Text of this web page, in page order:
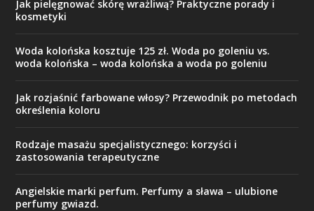
Jak pielęgnować skórę wrażliwą? Praktyczne porady i
kosmetyki
Woda kolońska kosztuje 125 zł. Woda po goleniu vs.
woda kolońska – woda kolońska a woda po goleniu
Jak rozjaśnić farbowane włosy? Przewodnik po metodach
określenia koloru
Rodzaje masażu specjalistycznego: korzyści i
zastosowania terapeutyczne
Angielskie marki perfum. Perfumy a sława – ulubione
perfumy gwiazd.